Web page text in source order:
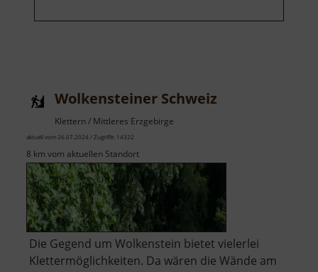
Wolkensteiner Schweiz
Klettern / Mittleres Erzgebirge
aktuell vom 26.07.2024 / Zugriffe: 14322
8 km vom aktuellen Standort
Die Gegend um Wolkenstein bietet vielerlei
Klettermöglichkeiten. Da wären die Wände am